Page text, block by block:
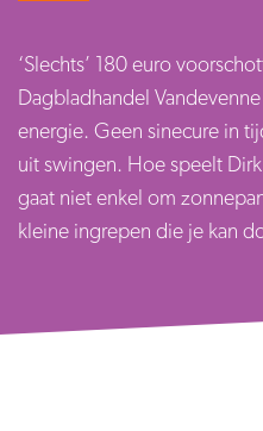
‘Slechts’ 180 euro
Dagbladhandel
energie. Geen sinecure in
uit swingen. Hoe speelt
gaat niet enkel om
kleine ingrepen die je kan